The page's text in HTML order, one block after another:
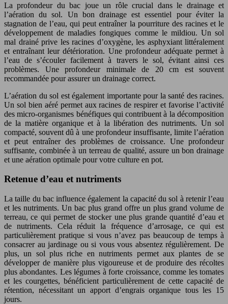
La profondeur du bac joue un rôle crucial dans le drainage et
l’aération du sol. Un bon drainage est essentiel pour éviter la
stagnation de l’eau, qui peut entraîner la pourriture des racines et le
développement de maladies fongiques comme le mildiou. Un sol
mal drainé prive les racines d’oxygène, les asphyxiant littéralement
et entraînant leur détérioration. Une profondeur adéquate permet à
l’eau de s’écouler facilement à travers le sol, évitant ainsi ces
problèmes. Une profondeur minimale de 20 cm est souvent
recommandée pour assurer un drainage correct.
L’aération du sol est également importante pour la santé des racines.
Un sol bien aéré permet aux racines de respirer et favorise l’activité
des micro-organismes bénéfiques qui contribuent à la décomposition
de la matière organique et à la libération des nutriments. Un sol
compacté, souvent dû à une profondeur insuffisante, limite l’aération
et peut entraîner des problèmes de croissance. Une profondeur
suffisante, combinée à un terreau de qualité, assure un bon drainage
et une aération optimale pour votre culture en pot.
Retenue d’eau et nutriments
La taille du bac influence également la capacité du sol à retenir l’eau
et les nutriments. Un bac plus grand offre un plus grand volume de
terreau, ce qui permet de stocker une plus grande quantité d’eau et
de nutriments. Cela réduit la fréquence d’arrosage, ce qui est
particulièrement pratique si vous n’avez pas beaucoup de temps à
consacrer au jardinage ou si vous vous absentez régulièrement. De
plus, un sol plus riche en nutriments permet aux plantes de se
développer de manière plus vigoureuse et de produire des récoltes
plus abondantes. Les légumes à forte croissance, comme les tomates
et les courgettes, bénéficient particulièrement de cette capacité de
rétention, nécessitant un apport d’engrais organique tous les 15
jours.